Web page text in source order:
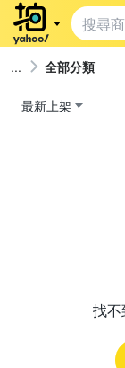
全部分類
最新上架
找不